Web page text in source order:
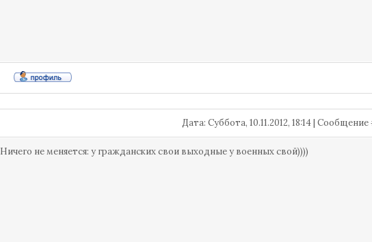
Дата: Суббота, 10.11.2012, 18:14 |
Ничего не меняется: у гражданских свои выходные у военных свой))))